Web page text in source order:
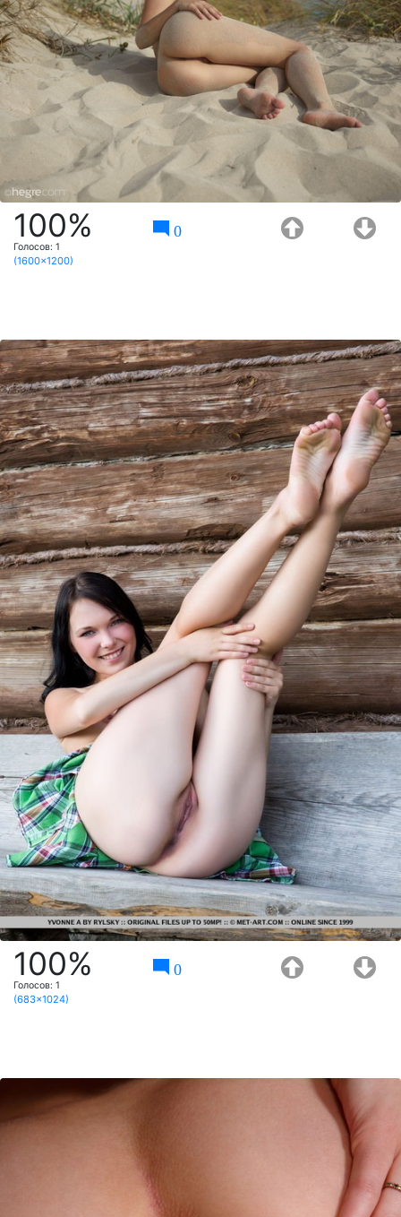
100%
Голосов: 1
0
(1600x1200)
100%
Голосов: 1
0
(683x1024)